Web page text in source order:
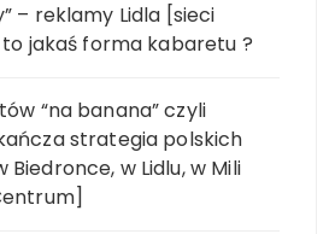
– reklamy Lidla [sieci
jakaś forma kabaretu ?
“na banana” czyli
strategia polskich
w Lidlu, w Mili